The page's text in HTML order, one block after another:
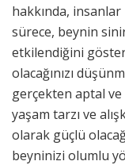
hakkında,
sürece, beynin
etkilendiğini
olacağınızı
gerçekten aptal
yaşam tarzı ve
olarak güçlü
beyninizi olumlu